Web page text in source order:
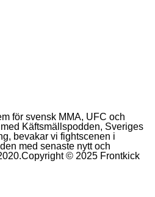
för svensk MMA, UFC och
Käftsmällspodden, Sveriges
bevakar vi fightscenen i
med senaste nytt och
© 2025 Frontkick